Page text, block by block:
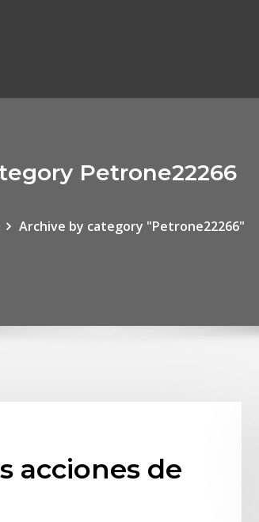
Petrone22266
Archive by category "Petrone22266"
acciones de